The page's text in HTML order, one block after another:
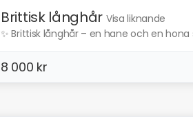
Brittisk långhår Visa liknande
✨ Brittisk långhår – en hane och en
8 000 kr